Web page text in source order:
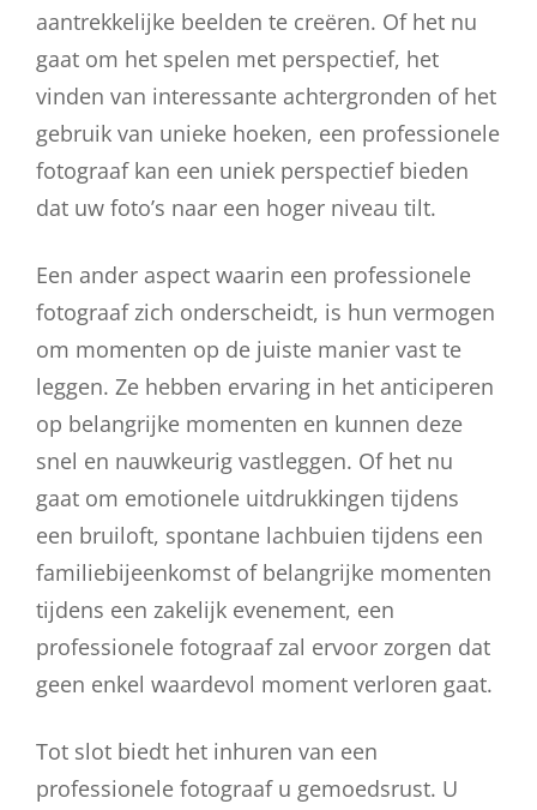
aantrekkelijke beelden te creëren. Of het nu
gaat om het spelen met perspectief, het
vinden van interessante achtergronden of het
gebruik van unieke hoeken, een professionele
fotograaf kan een uniek perspectief bieden
dat uw foto’s naar een hoger niveau tilt.
Een ander aspect waarin een professionele
fotograaf zich onderscheidt, is hun vermogen
om momenten op de juiste manier vast te
leggen. Ze hebben ervaring in het anticiperen
op belangrijke momenten en kunnen deze
snel en nauwkeurig vastleggen. Of het nu
gaat om emotionele uitdrukkingen tijdens
een bruiloft, spontane lachbuien tijdens een
familiebijeenkomst of belangrijke momenten
tijdens een zakelijk evenement, een
professionele fotograaf zal ervoor zorgen dat
geen enkel waardevol moment verloren gaat.
Tot slot biedt het inhuren van een
professionele fotograaf u gemoedsrust. U